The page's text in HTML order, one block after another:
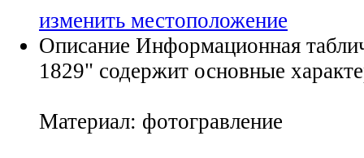
изменить местоположение
Описание Информационная
1829" содержит основные
Материал: фотогравление